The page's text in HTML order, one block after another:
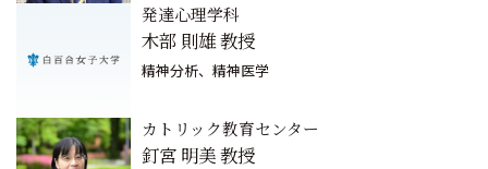
発達心理学科
木部 則雄 教授
精神分析、精神医学
カトリック教育センター
釘宮 明美 教授